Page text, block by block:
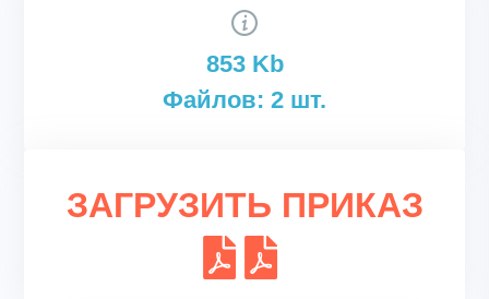
853 Kb
Файлов: 2 шт.
ЗАГРУЗИТЬ ПРИКАЗ